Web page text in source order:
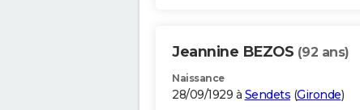
Jeannine BEZOS (92 ans)
Naissance
28/09/1929 à Sendets (Gironde)